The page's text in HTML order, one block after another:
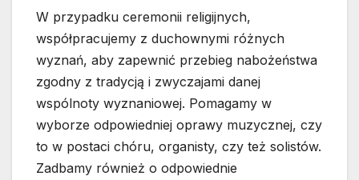
W przypadku ceremonii religijnych,
współpracujemy z duchownymi różnych
wyznań, aby zapewnić przebieg nabożeństwa
zgodny z tradycją i zwyczajami danej
wspólnoty wyznaniowej. Pomagamy w
wyborze odpowiedniej oprawy muzycznej, czy
to w postaci chóru, organisty, czy też solistów.
Zadbamy również o odpowiednie